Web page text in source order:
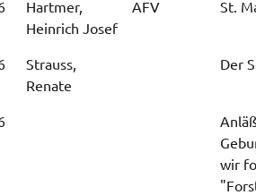
Hartmer,
Heinrich Josef
AFV St.
Strauss,
Renate
Der
wir